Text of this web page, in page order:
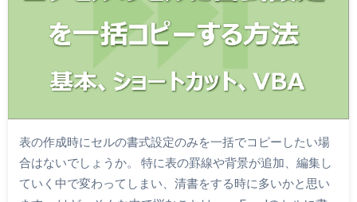
表の作成時にセルの書式設定のみを一括でコピーしたい場
合はないでしょうか。 特に表の罫線や背景が追加、編集し
ていく中で変わってしまい、清書をする時に多いかと思い